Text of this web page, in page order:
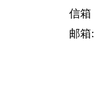
信箱
邮箱